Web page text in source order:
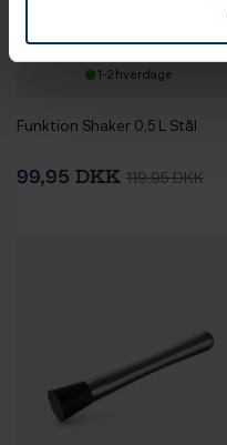
1-2 hverdage
Funktion Shaker 0,5 L Stål
99,95 DKK 119,95 DKK